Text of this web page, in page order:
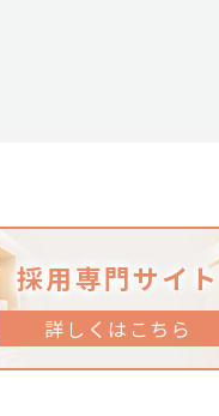
採用専門サイト
詳しくはこちら